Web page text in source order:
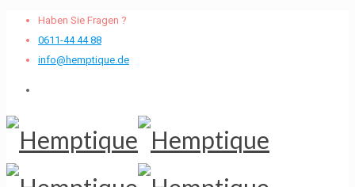
Haben Sie Fragen ?
0611-44 44 88
info@hemptique.de